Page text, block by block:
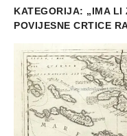
KATEGORIJA: „IMA LI
POVIJESNE CRTICE